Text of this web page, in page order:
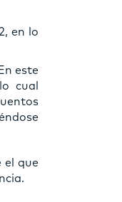
en lo
este
cual
el que